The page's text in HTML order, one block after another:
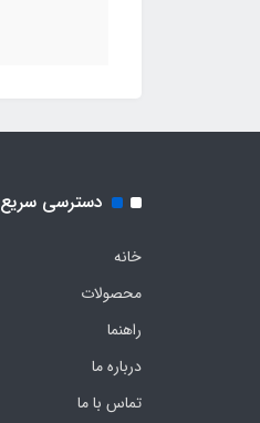
دسترسی سریع
خانه
محصولات
راهنما
درباره ما
تماس با ما